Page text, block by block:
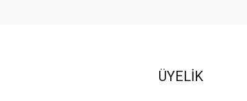
ÜYELİK